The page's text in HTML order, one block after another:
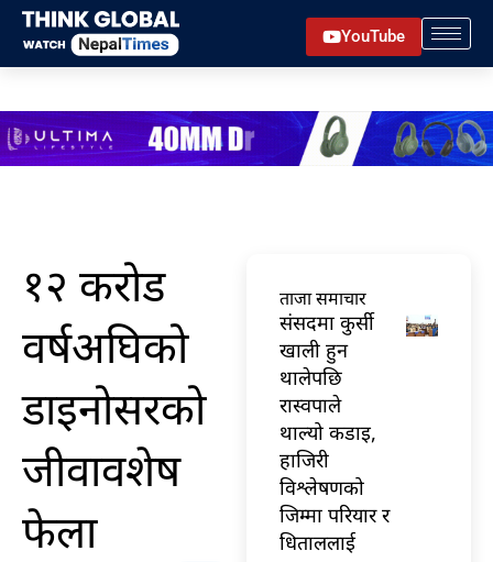
Skip
content
YouTube
१२ करोड
वर्षअघिको
डाइनोसरको
जीवावशेष
फेला
ताजा समाचार
संसदमा कुर्सी
खाली हुन
थालेपछि
रास्वपाले
थाल्यो कडाइ,
हाजिरी
विश्लेषणको
जिम्मा परियार र
धिताललाई